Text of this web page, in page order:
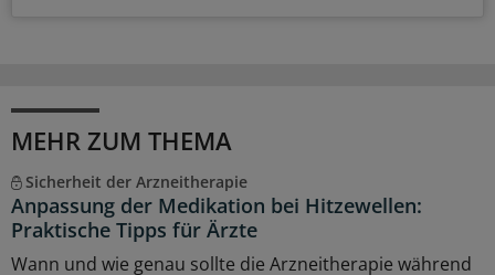
MEHR ZUM THEMA
Sicherheit der Arzneitherapie
Anpassung der Medikation bei Hitzewellen:
Praktische Tipps für Ärzte
Wann und wie genau sollte die Arzneitherapie während